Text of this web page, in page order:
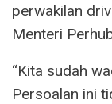
perwakilan
Menteri
“Kita sudah
Persoalan ini